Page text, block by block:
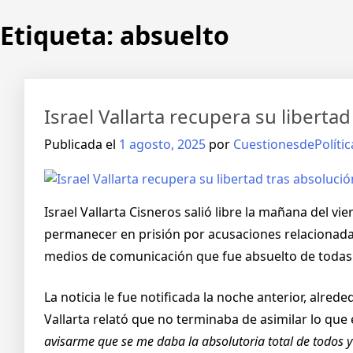
Saltar
al
Etiqueta: absuelto
Israel Vallarta recupera su
Publicada el 1 agosto, 2025 por
Israel Vallarta Cisneros salió libre la mañana del
permanecer en prisión por acusaciones
medios de comunicación que fue absuelto de
La noticia le fue notificada la noche anterior,
Vallarta relató que no terminaba de asimilar lo que
avisarme que se me daba la absolutoria total de todos